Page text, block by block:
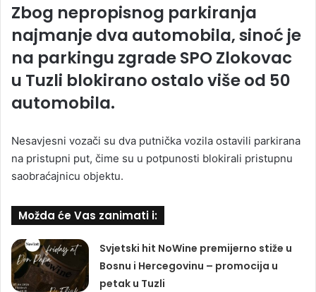
Zbog nepropisnog parkiranja
najmanje dva automobila, sinoć je
na parkingu zgrade SPO Zlokovac
u Tuzli blokirano ostalo više od 50
automobila.
Nesavjesni vozači su dva putnička vozila ostavili parkirana
na pristupni put, čime su u potpunosti blokirali pristupnu
saobraćajnicu objektu.
Možda će Vas zanimati i:
Svjetski hit NoWine premijerno stiže u
Bosnu i Hercegovinu – promocija u
petak u Tuzli